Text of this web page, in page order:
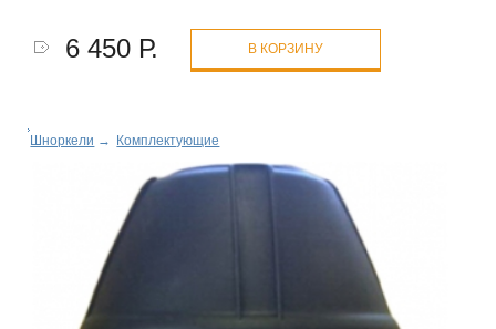
6 450 Р. В КОРЗИНУ
Шноркели → Комплектующие